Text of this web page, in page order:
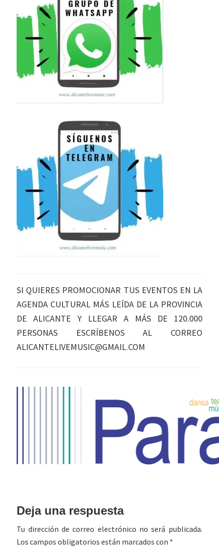
SI QUIERES PROMOCIONAR TUS EVENTOS EN LA
AGENDA CULTURAL MÁS LEÍDA DE LA PROVINCIA
DE ALICANTE Y LLEGAR A MÁS DE 120.000
PERSONAS ESCRÍBENOS AL CORREO
ALICANTELIVEMUSIC@GMAIL.COM
Interacciones
con
los
Deja una respuesta
Tu dirección de correo electrónico no será publicada.
Los campos obligatorios están marcados con *